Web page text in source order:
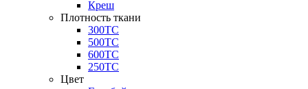
Креш
Плотность ткани
300ТС
500ТС
600ТС
250ТС
Цвет